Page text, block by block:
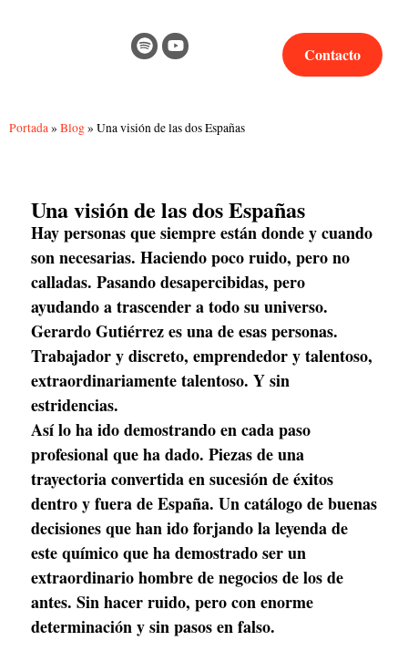
Contacto
Portada» Blog» Una visión de las dos Españas
Una visión de las dos Españas
Hay personas que siempre están donde y cuando
son necesarias. Haciendo poco ruido, pero no
calladas. Pasando desapercibidas, pero
ayudando a trascender a todo su universo.
Gerardo Gutiérrez es una de esas personas.
Trabajador y discreto, emprendedor y talentoso,
extraordinariamente talentoso. Y sin
estridencias.
Así lo ha ido demostrando en cada paso
profesional que ha dado. Piezas de una
trayectoria convertida en sucesión de éxitos
dentro y fuera de España. Un catálogo de buenas
decisiones que han ido forjando la leyenda de
este químico que ha demostrado ser un
extraordinario hombre de negocios de los de
antes. Sin hacer ruido, pero con enorme
determinación y sin pasos en falso.